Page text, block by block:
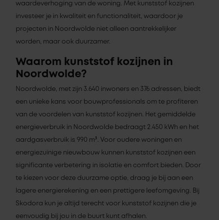
waardeverhoging van de woning. Met kunststof kozijnen
investeer je in kwaliteit en functionaliteit, waardoor je
projecten in Noordwolde niet alleen aantrekkelijker
worden, maar ook duurzamer.
Waarom kunststof kozijnen in
Noordwolde?
Noordwolde, met zijn 3.640 inwoners en 376 adressen, biedt
een unieke kans voor bouwprofessionals om te profiteren
van de voordelen van kunststof kozijnen. Het gemiddelde
energieverbruik in Noordwolde bedraagt 2.450 kWh en het
aardgasverbruik is 990 m³. Voor oudere woningen en
energiezuinige nieuwbouw kunnen kunststof kozijnen een
significante verbetering in isolatie en comfort bieden. Door
te kiezen voor deze duurzame optie, draag je bij aan een
lagere energierekening en een prettigere leefomgeving. Bij
Skodora kun je altijd terecht voor kunststof kozijnen die je
eenvoudig bij jou in de buurt kunt afhalen.